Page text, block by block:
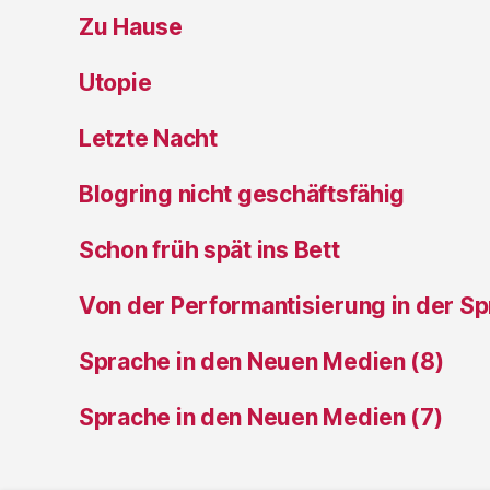
Zu Hause
Utopie
Letzte Nacht
Blogring nicht geschäftsfähig
Schon früh spät ins Bett
Von der Performantisierung in der
Sprache in den Neuen Medien (8)
Sprache in den Neuen Medien (7)